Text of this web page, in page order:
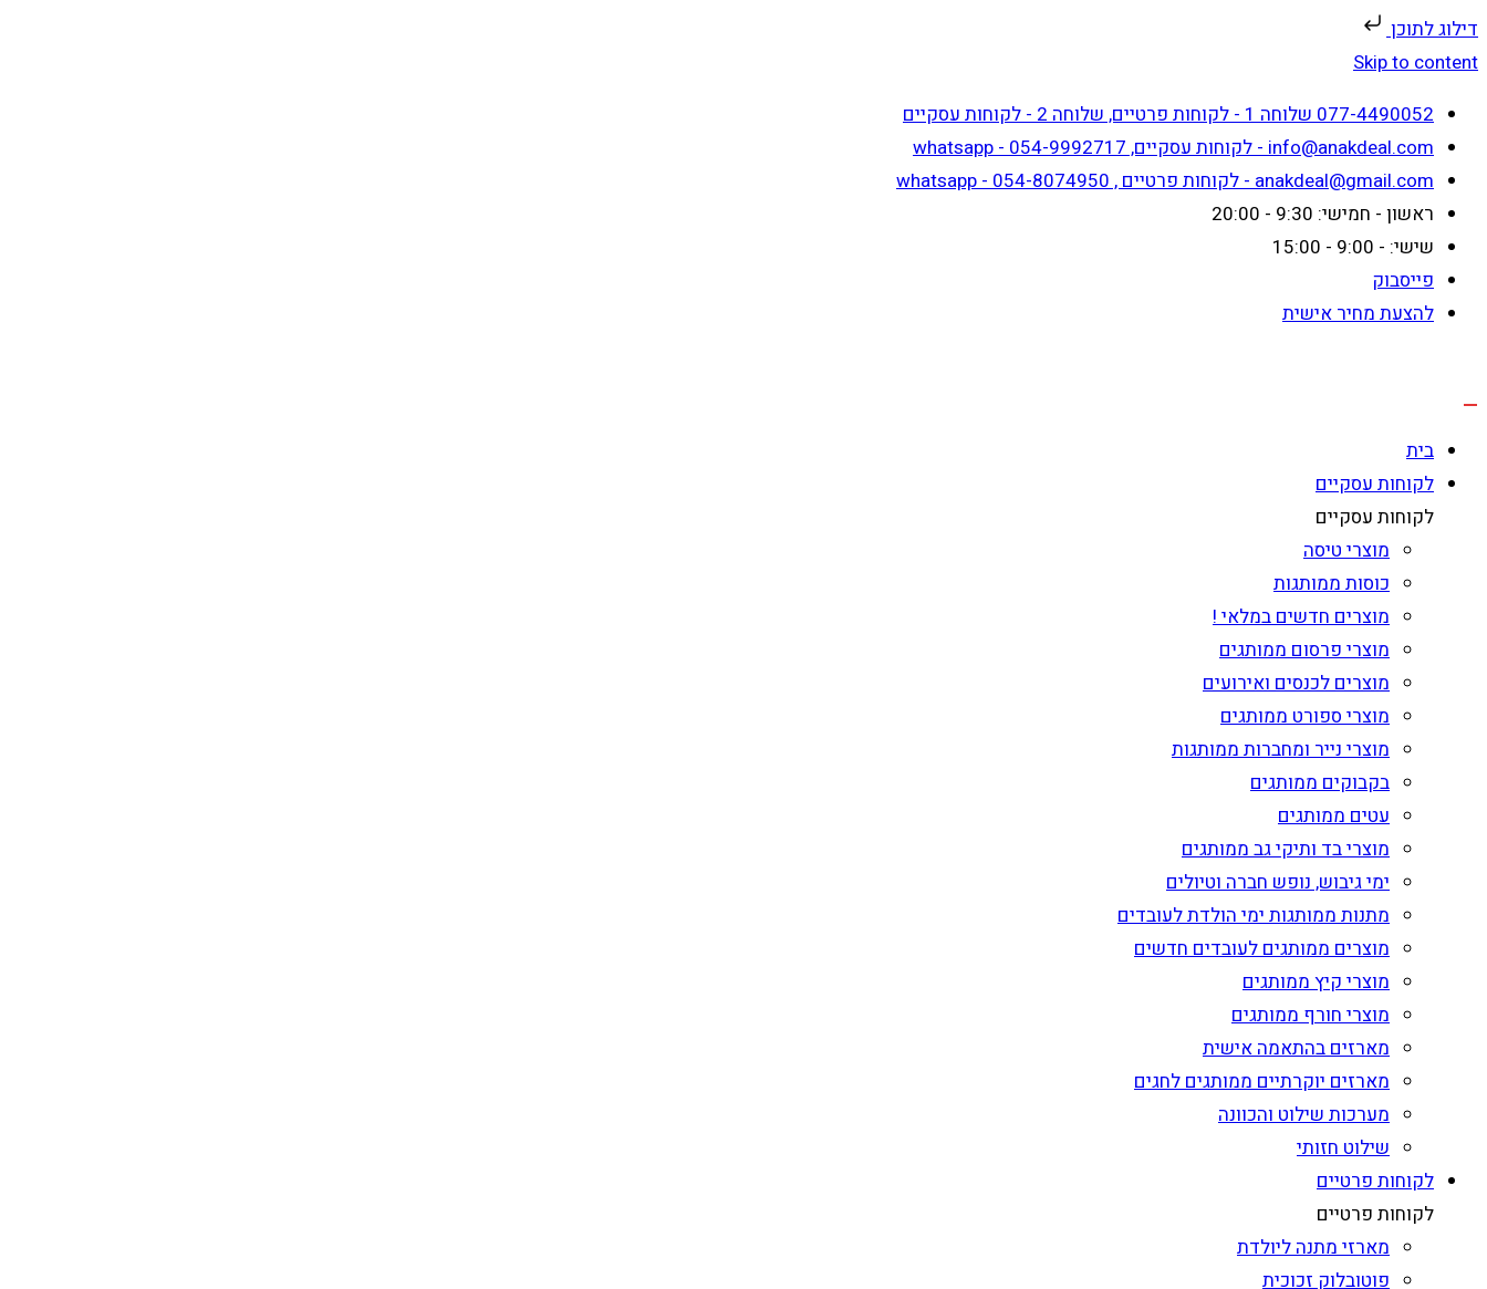
דילוג לתוכן
Skip to content
077-4490052 שלוחה 1 - לקוחות פרטיים, שלוחה 2 - לקוחות עסקיים
info@anakdeal.com - לקוחות עסקיים, whatsapp - 054-9992717
anakdeal@gmail.com - לקוחות פרטיים , whatsapp - 054-8074950
ראשון - חמישי: 9:30 - 20:00
שישי: - 9:00 - 15:00
פייסבוק
להצעת מחיר אישית
בית
לקוחות עסקיים
לקוחות עסקיים
מוצרי טיסה
כוסות ממותגות
מוצרים חדשים במלאי !
מוצרי פרסום ממותגים
מוצרים לכנסים ואירועים
מוצרי ספורט ממותגים
מוצרי נייר ומחברות ממותגות
בקבוקים ממותגים
עטים ממותגים
מוצרי בד ותיקי גב ממותגים
ימי גיבוש, נופש חברה וטיולים
מתנות ממותגות ימי הולדת לעובדים
מוצרים ממותגים לעובדים חדשים
מוצרי קיץ ממותגים
מוצרי חורף ממותגים
מארזים בהתאמה אישית
מארזים יוקרתיים ממותגים לחגים
מערכות שילוט והכוונה
שילוט חזותי
לקוחות פרטיים
לקוחות פרטיים
מארזי מתנה ליולדת
פוטובלוק זכוכית